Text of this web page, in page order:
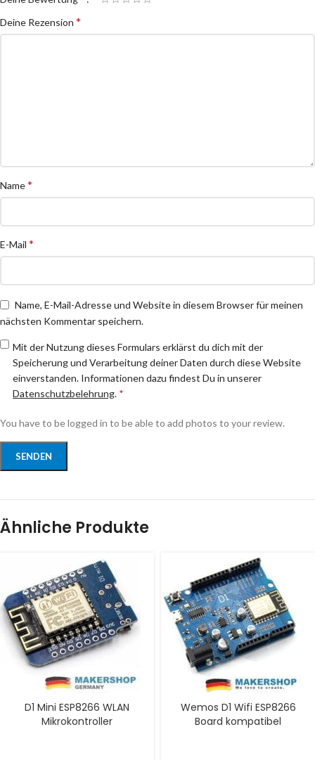
Deine Rezension *
Name*
E-Mail *
Name, E-Mail-Adresse und Website in diesem Browser für meinen
nächsten Kommentar speichern.
Mit der Nutzung dieses Formulars erklärst du dich mit der
Speicherung und Verarbeitung deiner Daten durch diese Website
einverstanden. Informationen dazu findest Du in unserer
Datenschutzbelehrung. *
You have to be logged in to be able to add photos to your review.
Ähnliche Produkte
D1 Mini ESP8266 WLAN
Mikrokontroller
Wemos D1 Wifi ESP8266
Board kompatibel